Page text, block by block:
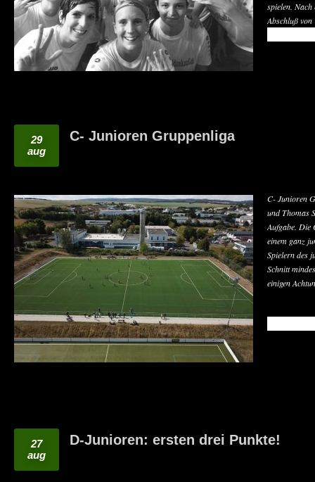
spielen.
Abschluß
29
aug
C- Junioren Gruppenliga
C- Junioren
und Thomas
Aufgabe. Die
einem ganz
Spielern des
Schnitt
einigen
27
aug
D-Junioren: ersten drei Punkte!